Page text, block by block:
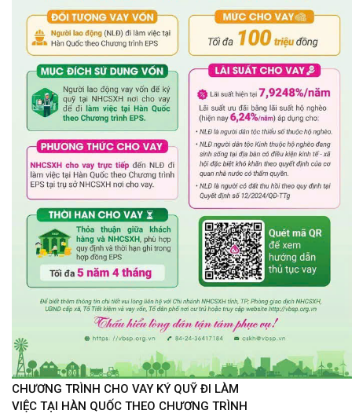
CHƯƠNG TRÌNH CHO VAY KÝ QUỸ ĐI LÀM
VIỆC TẠI HÀN QUỐC THEO CHƯƠNG TRÌNH